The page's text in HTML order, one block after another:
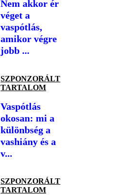
Nem akkor ér
véget a
vaspótlás,
amikor végre
jobb ...
SZPONZORÁLT
TARTALOM
Vaspótlás
okosan: mi a
különbség a
vashiány és a
v...
SZPONZORÁLT
TARTALOM